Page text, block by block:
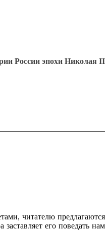
России эпохи Николая II
читателю предлагаются
его поведать нам